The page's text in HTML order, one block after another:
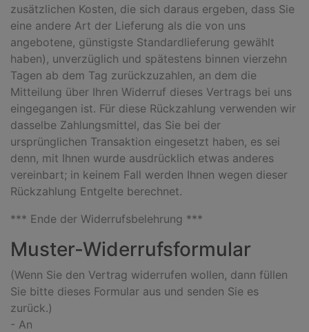
zusätzlichen Kosten, die sich daraus ergeben, dass Sie
eine andere Art der Lieferung als die von uns
angebotene, günstigste Standardlieferung gewählt
haben), unverzüglich und spätestens binnen vierzehn
Tagen ab dem Tag zurückzuzahlen, an dem die
Mitteilung über Ihren Widerruf dieses Vertrags bei uns
eingegangen ist. Für diese Rückzahlung verwenden wir
dasselbe Zahlungsmittel, das Sie bei der
ursprünglichen Transaktion eingesetzt haben, es sei
denn, mit Ihnen wurde ausdrücklich etwas anderes
vereinbart; in keinem Fall werden Ihnen wegen dieser
Rückzahlung Entgelte berechnet.
*** Ende der Widerrufsbelehrung ***
Muster-Widerrufsformular
(Wenn Sie den Vertrag widerrufen wollen, dann füllen
Sie bitte dieses Formular aus und senden Sie es
zurück.)
- An